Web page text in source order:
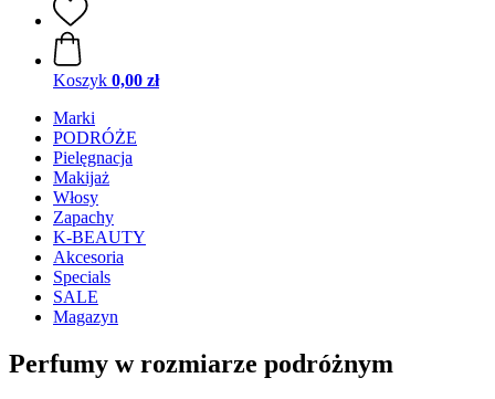
Koszyk 0,00 zł
Marki
PODRÓŻE
Pielęgnacja
Makijaż
Włosy
Zapachy
K-BEAUTY
Akcesoria
Specials
SALE
Magazyn
Perfumy w rozmiarze podróżnym